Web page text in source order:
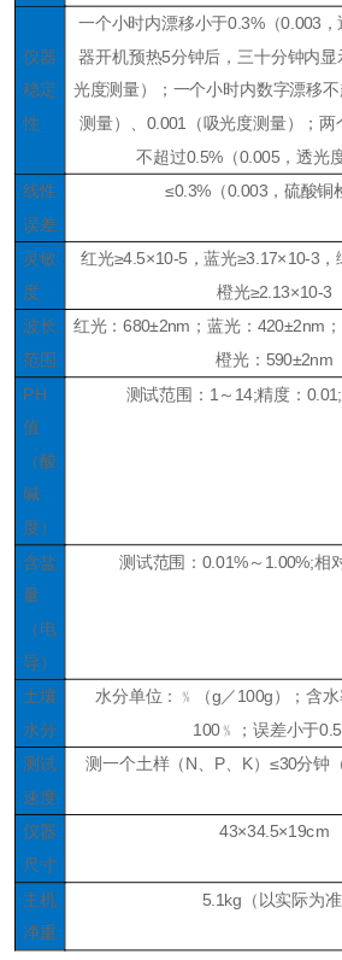
仪器
稳定
性
一个小时内漂移小于0.3%（0.003
器开机预热5分钟后，三十分钟内
光度测量）；一个小时内数字漂移
测量）、0.001（吸光度测量）；
不超过0.5%（0.005，透光
线性
误差
≤0.3%（0.003，硫酸铜
灵敏
度
红光≥4.5×10-5，蓝光≥3.17×10-3，
橙光≥2.13×10-3
波长
范围
红光：680±2nm；蓝光：420±2nm
橙光：590±2nm
PH
值
（酸
碱
度）
测试范围： 1～14;精度：
含盐
量
（电
导）
测试范围：0.01%～1.00%;相
土壤
水分
水分单位：﹪（g／100g）；含
100﹪；误差小于
测试
速度
测一个土样（N、P、K）≤30分钟
仪器
尺寸
43×34.5×19cm
主机
净重
5.1kg（以实际为